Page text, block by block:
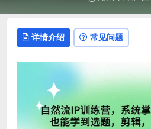
详情介绍 常见问题